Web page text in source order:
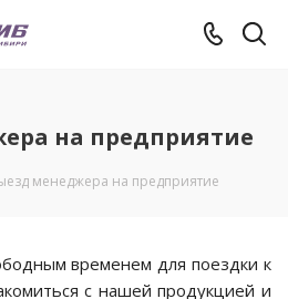
на предприятие
менеджера на предприятие
временем для поездки к
с нашей продукцией и